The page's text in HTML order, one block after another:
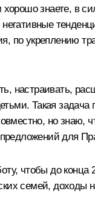
знаете, в
по укреплению
настраивать,
Такая
но знаю,
для
чтобы до
семей, доходы